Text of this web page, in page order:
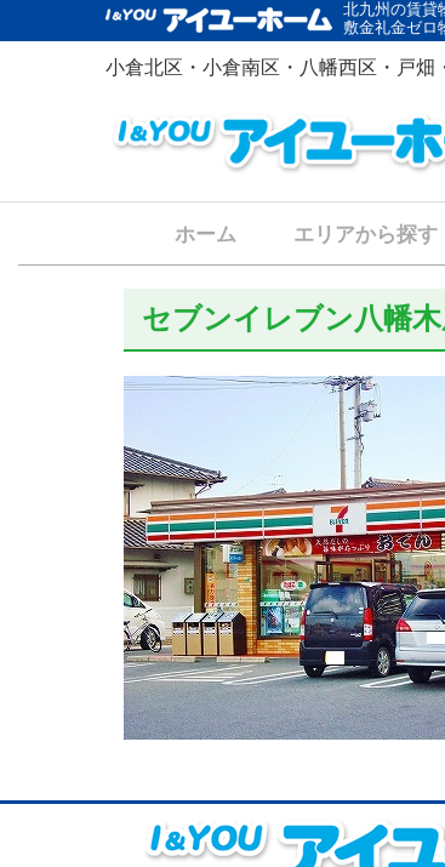
北九州の賃貸
敷金礼金ゼロ
小倉北区・小倉南区・八幡西区・戸畑
ホーム エリアから探す
セブンイレブン八幡